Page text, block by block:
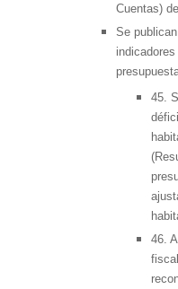
Cuentas)
Se
45.
46.